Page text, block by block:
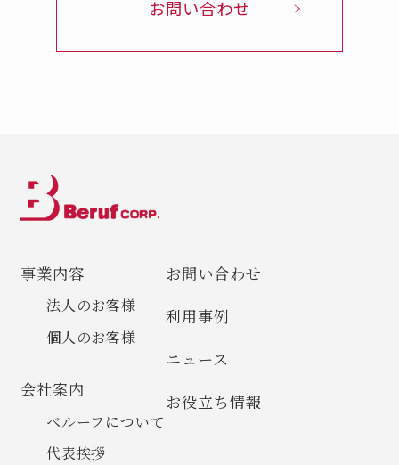
お問い合わせ
事業内容
法人のお客様
個人のお客様
会社案内
ベルーフについて
代表挨拶
お問い合わせ
利用事例
ニュース
お役立ち情報